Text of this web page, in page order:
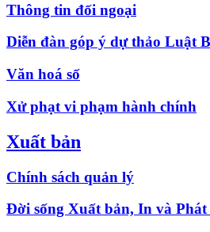
Thông tin đối ngoại
Diễn đàn góp ý dự thảo Luật
Văn hoá số
Xử phạt vi phạm hành chính
Xuất bản
Chính sách quản lý
Đời sống Xuất bản, In và